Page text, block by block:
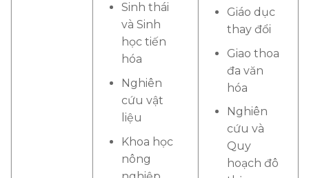
Sinh thái
và Sinh
học tiến
hóa
Nghiên
cứu vật
liệu
Khoa học
nông
Giáo dục
thay đổi
Giao thoa
đa văn
hóa
Nghiên
cứu và
Quy
hoạch đô